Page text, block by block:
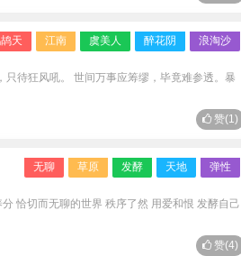
天 江南 虞美人 醉花阴 浪淘沙
待狂风吼。 世间万事应筹缪，毕竟难参透。暴
赞(1)
无聊 草原 发酵 天地 弹性
恰切而无聊的世界 秩序了然 用爱和恨 发酵自己
赞(4)